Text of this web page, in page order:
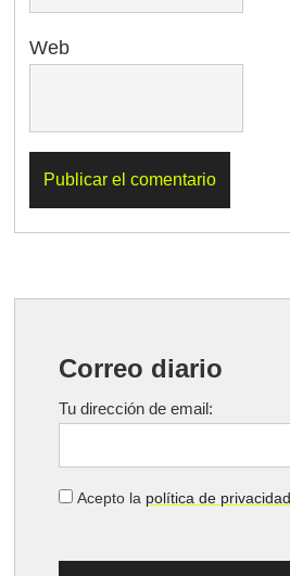
Web
Correo diario
Tu dirección de email:
Acepto la política de privacidad